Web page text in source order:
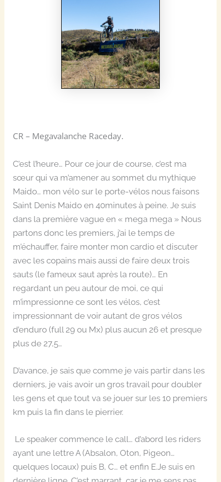
CR – Megavalanche Raceday.
C’est l’heure… Pour ce jour de course, c’est ma
sœur qui va m’amener au sommet du mythique
Maido… mon vélo sur le porte-vélos nous faisons
Saint Denis Maido en 40minutes à peine. Je suis
dans la première vague en « mega mega » Nous
partons donc les premiers, j’ai le temps de
m’échauffer, faire monter mon cardio et discuter
avec les copains mais aussi de faire deux trois
sauts (le fameux saut après la route)… En
regardant un peu autour de moi, ce qui
m’impressionne ce sont les vélos, c’est
impressionnant de voir autant de gros vélos
d’enduro (full 29 ou Mx) plus aucun 26 et presque
plus de 27,5…
D’avance, je sais que comme je vais partir dans les
derniers, je vais avoir un gros travail pour doubler
les gens et que tout va se jouer sur les 10 premiers
km puis la fin dans le pierrier.
Le speaker commence le call… d’abord les riders
ayant une lettre A (Absalon, Oton, Pigeon…
quelques locaux) puis B, C… et enfin E.Je suis en